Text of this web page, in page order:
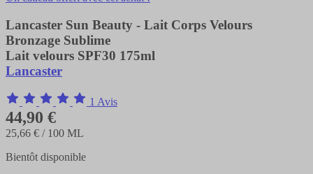
Lancaster Sun Beauty - Lait Corps Velours
Bronzage Sublime
Lait velours SPF30 175ml
Lancaster
1 Avis
44,90 €
25,66 € / 100 ML
Bientôt disponible